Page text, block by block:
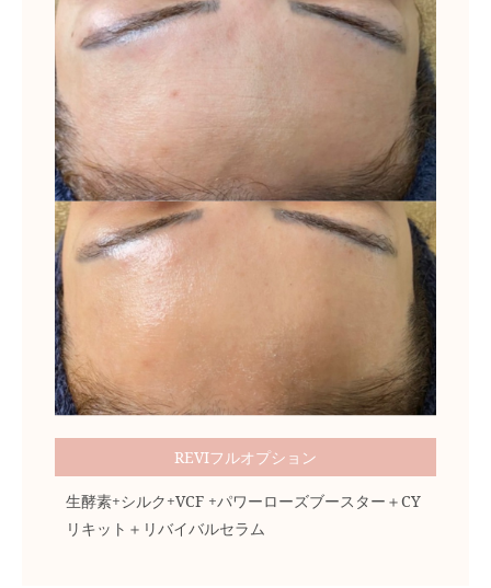
REVIフルオプション
生酵素+シルク+VCF +パワーローズブースター＋CY
リキット＋リバイバルセラム